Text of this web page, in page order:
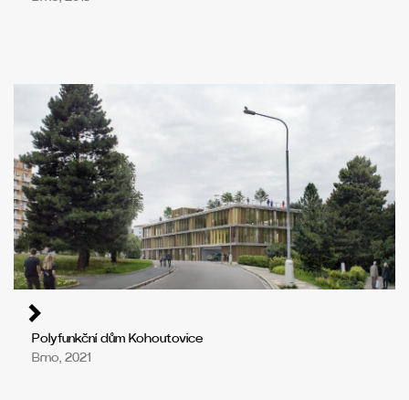
Polyfunkční dům Kohoutovice
Brno, 2021